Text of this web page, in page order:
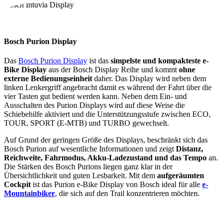
Bosch Intuvia Display
Bosch Purion Display
Das Bosch Purion Display ist das simpelste und kompakteste e-
Bike Display aus der Bosch Display Reihe und kommt ohne
externe Bedienungseinheit daher. Das Display wird neben dem
linken Lenkergriff angebracht damit es während der Fahrt über die
vier Tasten gut bedient werden kann. Neben dem Ein- und
Ausschalten des Purion Displays wird auf diese Weise die
Schiebehilfe aktiviert und die Unterstützungsstufe zwischen ECO,
TOUR, SPORT (E-MTB) und TURBO gewechselt.
Auf Grund der geringen Größe des Displays, beschränkt sich das
Bosch Purion auf wesentliche Informationen und zeigt Distanz,
Reichweite, Fahrmodus, Akku-Ladezustand und das Tempo an.
Die Stärken des Bosch Purions liegen ganz klar in der
Übersichtlichkeit und guten Lesbarkeit. Mit dem aufgeräumten
Cockpit ist das Purion e-Bike Display von Bosch ideal für alle e-
Mountainbiker, die sich auf den Trail konzentrieren möchten.